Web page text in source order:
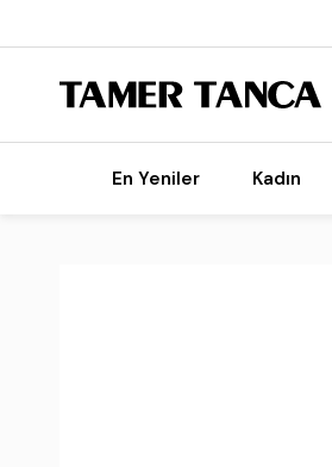
En Yeniler Kadın